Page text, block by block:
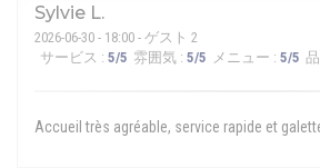
Sylvie L
2026-06-30 - 18:00 - ゲスト 2
サービス : 5/5 雰囲気 : 5/5 メニュー : 5/5
Accueil très agréable, service rapide et